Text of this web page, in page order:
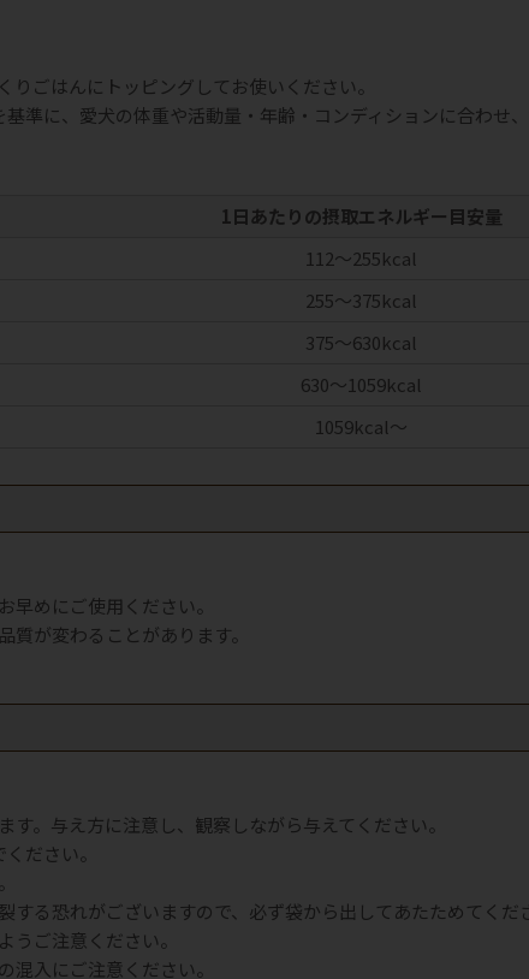
ごはんにトッピングしてお使いください。
準に、愛犬の体重や活動量・年齢・コンディションに合わせ
1日あたりの摂取エネルギー目安量
112～255kcal
255～375kcal
375～630kcal
630～1059kcal
1059kcal～
めにご使用ください。
が変わることがあります。
。与え方に注意し、観察しながら与えてください。
ださい。
る恐れがございますので、必ず袋から出してあたためてくだ
ご注意ください。
入にご注意ください。